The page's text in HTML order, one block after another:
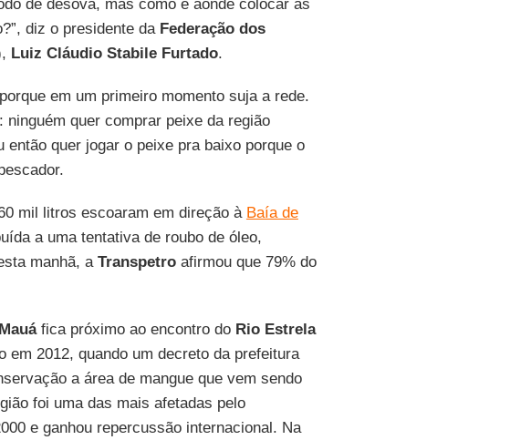
de desova, mas como e aonde colocar as
diz o presidente da Federação dos
Luiz Cláudio Stabile Furtado.
em um primeiro momento suja a rede.
quer comprar peixe da região
então quer jogar o peixe pra baixo porque o
mil litros escoaram em direção à Baía de
a uma tentativa de roubo de óleo,
manhã, a Transpetroafirmou que 79% do
fica próximo ao encontro do Rio Estrela
em 2012, quando um decreto da prefeitura
a área de mangue que vem sendo
foi uma das mais afetadas pelo
e ganhou repercussão internacional. Na